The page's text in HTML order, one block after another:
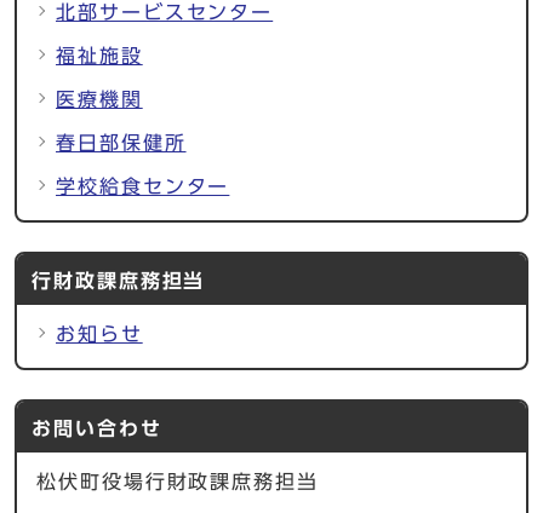
北部サービスセンター
福祉施設
医療機関
春日部保健所
学校給食センター
行財政課庶務担当
お知らせ
お問い合わせ
松伏町役場行財政課庶務担当